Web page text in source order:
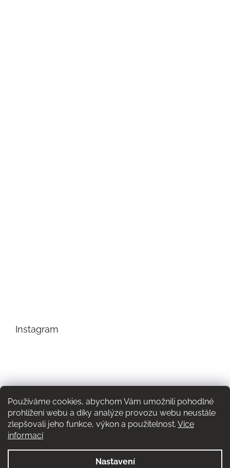
Používáme cookies, abychom Vám umožnili pohodlné
prohlížení webu a díky analýze provozu webu neustále
zlepšovali jeho funkce, výkon a použitelnost. Více
informací
Nastavení
Instagram